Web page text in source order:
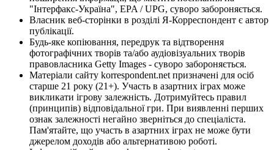
"Інтерфакс-Україна", EPA / UPG, суворо забороняється.
Власник веб-сторінки в розділі Я-Корреспондент є автор
публікації.
Будь-яке копіювання, передрук та відтворення
фотографічних творів та/або аудіовізуальних творів
правовласника Getty Images - суворо забороняється.
Матеріали сайту korrespondent.net призначені для осіб
старше 21 року (21+). Участь в азартних іграх може
викликати ігрову залежність. Дотримуйтесь правил
(принципів) відповідальної гри. При виявленні перших
ознак залежності негайно зверніться до спеціаліста.
Пам'ятайте, що участь в азартних іграх не може бути
джерелом доходів або альтернативою роботі.